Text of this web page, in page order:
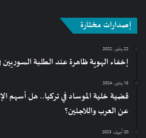
إصدارات مختارة
22 يناير، 2022
إخفاء الهوية ظاهرة عند الطلبة السوريين
15 يناير، 2024
قضية خلية الموساد في تركيا.. هل أسهم
عن العرب واللاجئين؟
20 أبريل، 2023